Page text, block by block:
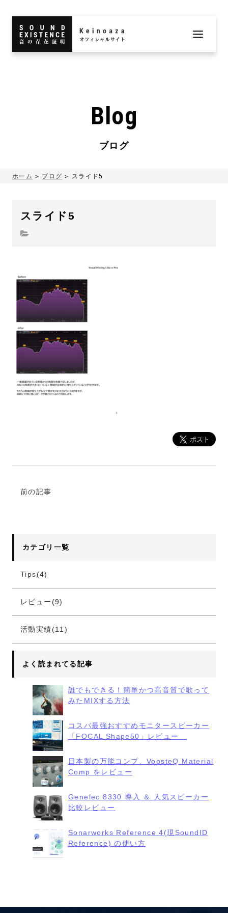
Blog
ブログ
ホーム ブログ スライド5
スライド5
前の記事
カテゴリ一覧
Tips(4)
レビュー(9)
活動実績(11)
よく読まれてる記事
誰でもできる！簡単かつ高音質で歌って
みたMIXする方法
コスパ最強おすすめモニタースピーカー
「FOCAL Shape50」レビュー
日本製の万能コンプ、VoosteQ Material
Comp をレビュー
Genelec 8330 導入 ＆ 人気スピーカー
比較レビュー
Sonarworks Reference 4(現SoundID
Reference) の使い方